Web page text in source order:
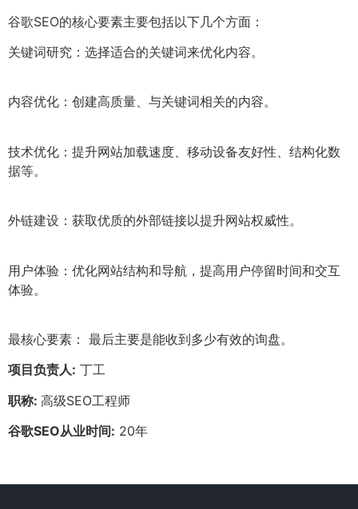
谷歌SEO的核心要素主要包括以下几个方面：
关键词研究：选择适合的关键词来优化内容。
内容优化：创建高质量、与关键词相关的内容。
技术优化：提升网站加载速度、移动设备友好性、结构化数
据等。
外链建设：获取优质的外部链接以提升网站权威性。
用户体验：优化网站结构和导航，提高用户停留时间和交互
体验。
最核心要素： 最后主要是能收到多少有效的询盘。
项目负责人: 丁工
职称: 高级SEO工程师
谷歌SEO从业时间: 20年